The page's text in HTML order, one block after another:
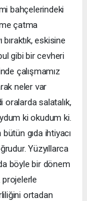
bahçelerindeki
çatma
eskisine
gibi bir cevheri
çalışmamız
neler var
oralarda salatalık,
ki okudum ki.
gıda ihtiyacı
Yüzyıllarca
böyle bir dönem
projelerle
ortadan